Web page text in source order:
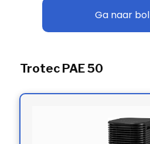
Ga naar bol
Trotec PAE 50